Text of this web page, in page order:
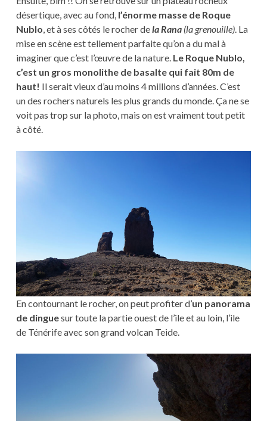
désertique, avec au fond, l’énorme masse de Roque
Nublo , et à ses côtés le rocher dela Rana (la grenouille). La
mise en scène est tellement parfaite qu’on a du mal à
imaginer que c’est l’œuvre de la nature. Le Roque Nublo,
c’est un gros monolithe de basalte qui fait 80m de
haut! Il serait vieux d’au moins 4 millions d’années. C’est
un des rochers naturels les plus grands du monde. Ça ne se
voit pas trop sur la photo, mais on est vraiment tout petit
à côté.
En contournant le rocher, on peut profiter d’un panorama
de dinguesur toute la partie ouest de l’ile et au loin, l’ile
de Ténérife avec son grand volcan Teide.